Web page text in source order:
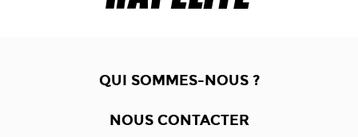
QUI SOMMES-NOUS ?
NOUS CONTACTER